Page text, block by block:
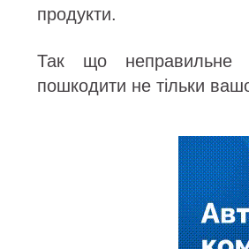
продукти.
Так що неправильне
пошкодити не тільки